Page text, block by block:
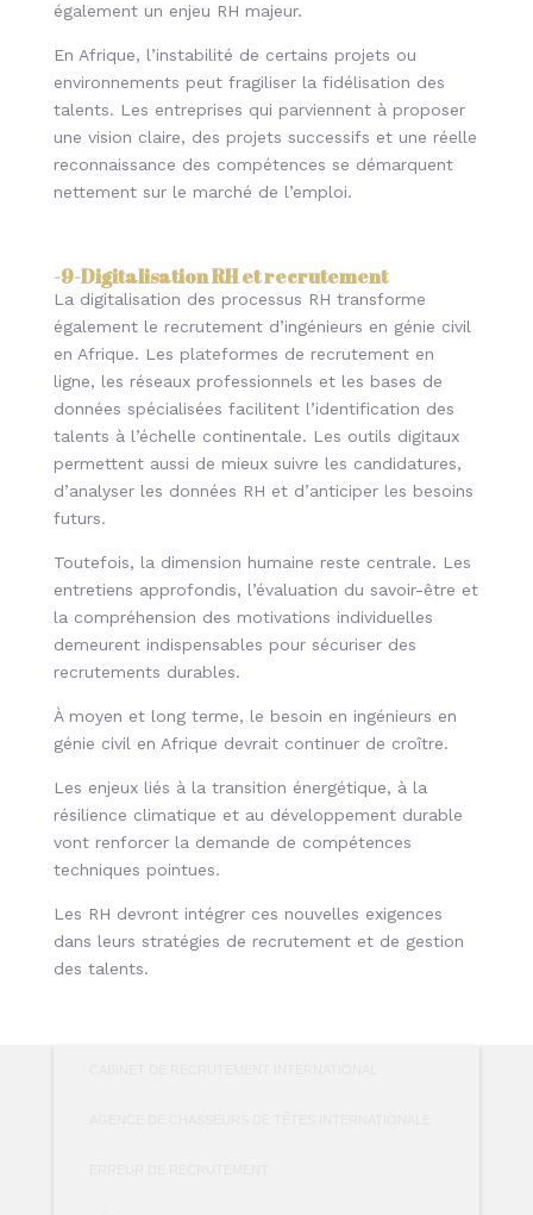
également un enjeu RH majeur.
En Afrique, l’instabilité de certains projets ou
environnements peut fragiliser la fidélisation des
talents. Les entreprises qui parviennent à proposer
une vision claire, des projets successifs et une réelle
reconnaissance des compétences se démarquent
nettement sur le marché de l’emploi.
-9-Digitalisation RH et recrutement
La digitalisation des processus RH transforme
également le recrutement d’ingénieurs en génie civil
en Afrique. Les plateformes de recrutement en
ligne, les réseaux professionnels et les bases de
données spécialisées facilitent l’identification des
talents à l’échelle continentale. Les outils digitaux
permettent aussi de mieux suivre les candidatures,
d’analyser les données RH et d’anticiper les besoins
futurs.
Toutefois, la dimension humaine reste centrale. Les
entretiens approfondis, l’évaluation du savoir-être et
la compréhension des motivations individuelles
demeurent indispensables pour sécuriser des
recrutements durables.
À moyen et long terme, le besoin en ingénieurs en
génie civil en Afrique devrait continuer de croître.
Les enjeux liés à la transition énergétique, à la
résilience climatique et au développement durable
vont renforcer la demande de compétences
techniques pointues.
Les RH devront intégrer ces nouvelles exigences
dans leurs stratégies de recrutement et de gestion
des talents.